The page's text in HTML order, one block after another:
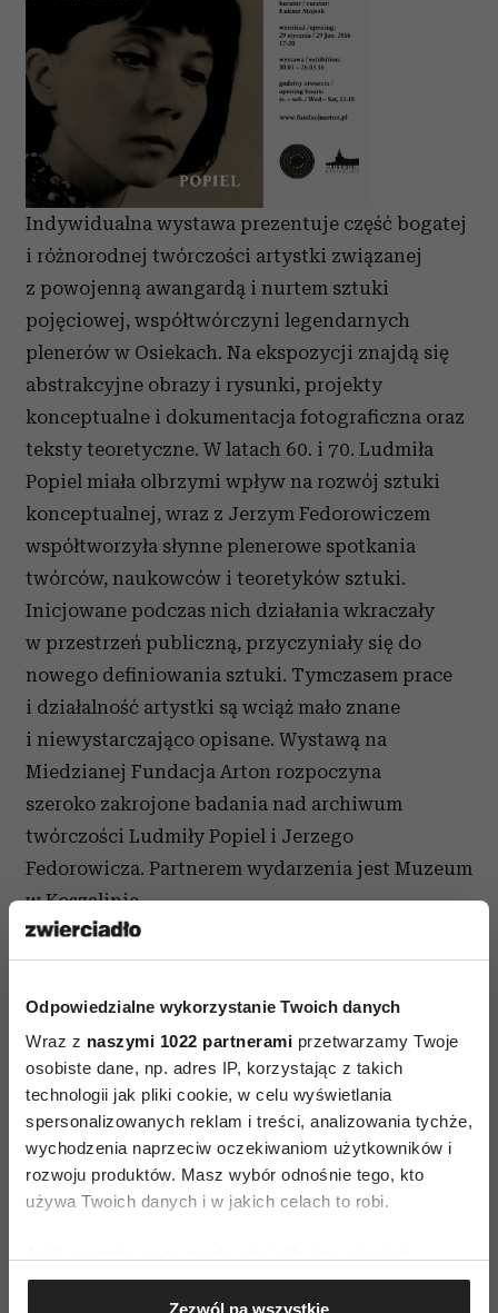
Odpowiedzialne wykorzystanie Twoich danych
Wraz z naszymi 1022 partnerami przetwarzamy Twoje
osobiste dane, np. adres IP, korzystając z takich
technologii jak pliki cookie, w celu wyświetlania
spersonalizowanych reklam i treści, analizowania tychże,
wychodzenia naprzeciw oczekiwaniom użytkowników i
rozwoju produktów. Masz wybór odnośnie tego, kto
używa Twoich danych i w jakich celach to robi.
Gromadzić dane dotyczące Twojej lokalizacji
Zezwól na wszystkie
Indywidualna wystawa prezentuje część bogatej
i różnorodnej twórczości artystki związanej
z powojenną awangardą i nurtem sztuki
pojęciowej, współtwórczyni legendarnych
plenerów w Osiekach. Na ekspozycji znajdą się
abstrakcyjne obrazy i rysunki, projekty
konceptualne i dokumentacja fotograficzna oraz
teksty teoretyczne. W latach 60. i 70. Ludmiła
Popiel miała olbrzymi wpływ na rozwój sztuki
konceptualnej, wraz z Jerzym Fedorowiczem
współtworzyła słynne plenerowe spotkania
twórców, naukowców i teoretyków sztuki.
Inicjowane podczas nich działania wkraczały
w przestrzeń publiczną, przyczyniały się do
nowego definiowania sztuki. Tymczasem prace
i działalność artystki są wciąż mało znane
i niewystarczająco opisane. Wystawą na
Miedzianej Fundacja Arton rozpoczyna
szeroko zakrojone badania nad archiwum
twórczości Ludmiły Popiel i Jerzego
Fedorowicza. Partnerem wydarzenia jest Muzeum
w Koszalinie.
SZTUKA WSPÓŁCZESNA
AUTOPROMOCJA